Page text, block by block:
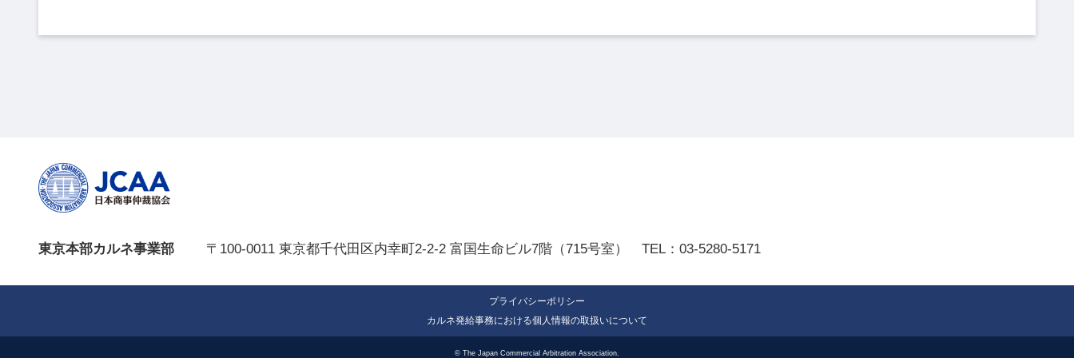
東京本部カルネ事業部 〒100-0011 東京都千代田区内幸町2-2-2 富国生命ビル7階（715号室） TEL： 03-5280-5171
プライバシーポリシー
カルネ発給事務における個人情報の取扱いについて
© The Japan Commercial Arbitration Association.